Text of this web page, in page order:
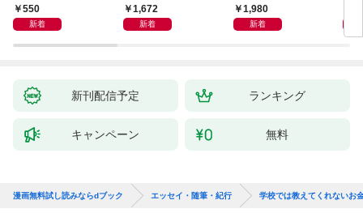
―550
新着
1,672
新着
1,980
新着
新刊配信予定 ランキング
キャンペーン 無料
漫画無料試し読みならdブック エッセイ・随筆・紀行 学校では教えてくれないお